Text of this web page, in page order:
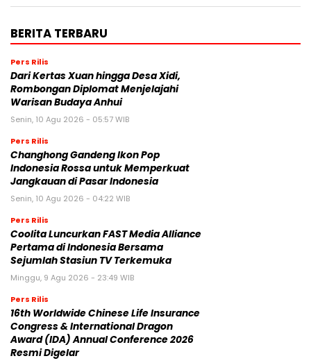
BERITA TERBARU
Pers Rilis
Dari Kertas Xuan hingga Desa Xidi,
Rombongan Diplomat Menjelajahi
Warisan Budaya Anhui
Senin, 10 Agu 2026 - 05:57 WIB
Pers Rilis
Changhong Gandeng Ikon Pop
Indonesia Rossa untuk Memperkuat
Jangkauan di Pasar Indonesia
Senin, 10 Agu 2026 - 04:22 WIB
Pers Rilis
Coolita Luncurkan FAST Media Alliance
Pertama di Indonesia Bersama
Sejumlah Stasiun TV Terkemuka
Minggu, 9 Agu 2026 - 23:49 WIB
Pers Rilis
16th Worldwide Chinese Life Insurance
Congress & International Dragon
Award (IDA) Annual Conference 2026
Resmi Digelar